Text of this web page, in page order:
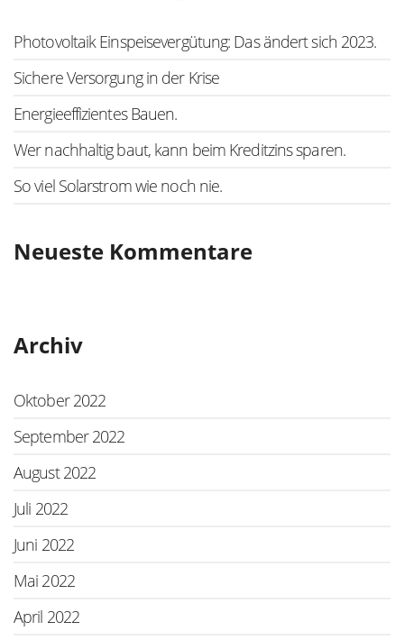
Photovoltaik Einspeisevergütung: Das ändert sich 2023.
Sichere Versorgung in der Krise
Energieeffizientes Bauen.
Wer nachhaltig baut, kann beim Kreditzins sparen.
So viel Solarstrom wie noch nie.
Neueste Kommentare
Archiv
Oktober 2022
September 2022
August 2022
Juli 2022
Juni 2022
Mai 2022
April 2022